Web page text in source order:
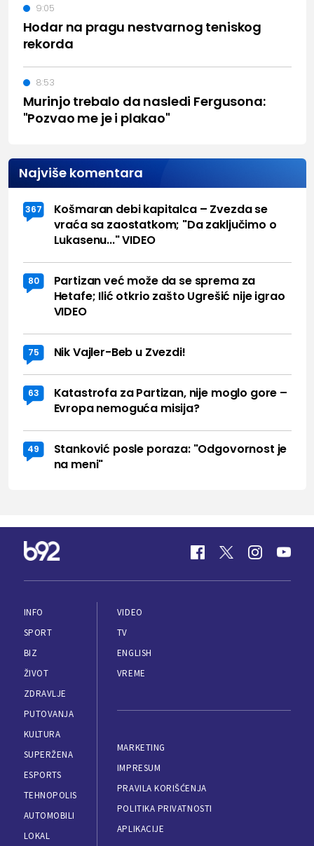
Hodar na pragu nestvarnog teniskog
rekorda
9:05
Murinjo trebalo da nasledi Fergusona:
"Pozvao me je i plakao"
8:53
Najviše komentara
367
Košmaran debi kapitalca – Zvezda se
vraća sa zaostatkom; "Da zaključimo o
Lukasenu..." VIDEO
80
Partizan već može da se sprema za
Hetafe; Ilić otkrio zašto Ugrešić nije igrao
VIDEO
75 Nik Vajler-Beb u Zvezdi!
63
Katastrofa za Partizan, nije moglo gore –
Evropa nemoguća misija?
49
Stanković posle poraza: "Odgovornost je
na meni"
INFO
SPORT
BIZ
ŽIVOT
ZDRAVLJE
PUTOVANJA
KULTURA
SUPERŽENA
ESPORTS
TEHNOPOLIS
AUTOMOBILI
LOKAL
VIDEO
TV
ENGLISH
VREME
MARKETING
IMPRESUM
PRAVILA KORIŠĆENJA
POLITIKA PRIVATNOSTI
APLIKACIJE